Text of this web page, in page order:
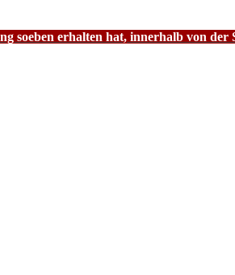
soeben erhalten hat, innerhalb von der